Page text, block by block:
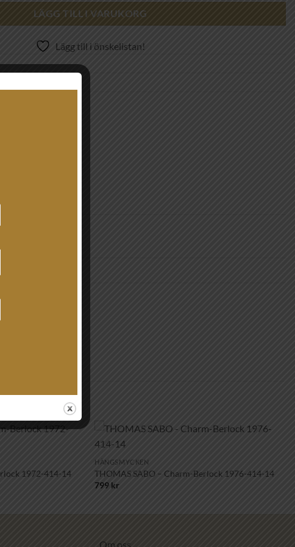
LÄGG TILL I VARUKORG
Lägg till i önskelistan!
1972-414-14
+
HÄNGSMYCKEN
THOMAS SABO – Charm-Berlock 1976-414-14
799 kr
Om oss